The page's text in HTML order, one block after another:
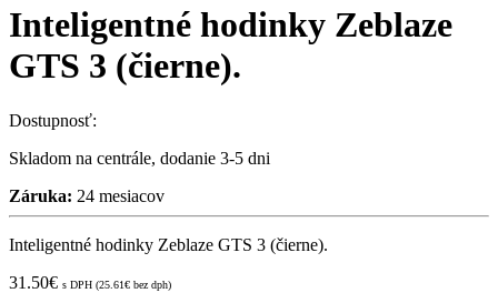
Inteligentné hodinky Zeblaze
GTS 3 (čierne).
Dostupnosť:
Skladom na centrále, dodanie 3-5 dni
Záruka: 24 mesiacov
Inteligentné hodinky Zeblaze GTS 3 (čierne).
31.50€ s DPH (25.61€ bez dph)